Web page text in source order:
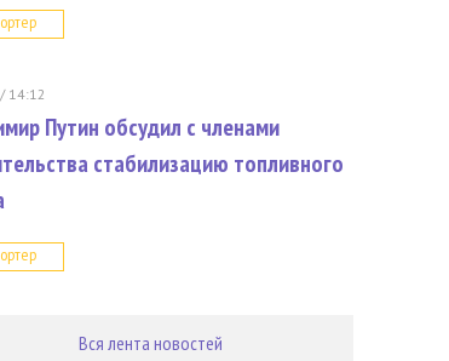
14:12
Путин обсудил с членами
стабилизацию топливного
Вся лента новостей